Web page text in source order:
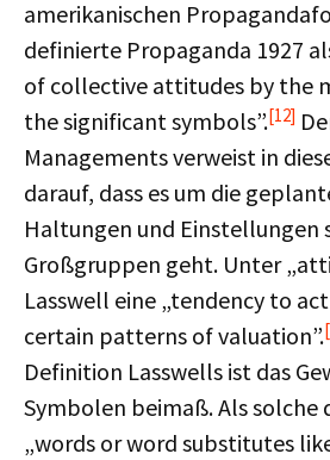
amerikanischen
definierte Propaganda 1927
of collective attitudes by the
the significant symbols”.[12]
Managements verweist in
darauf, dass es um die
Haltungen und Einstellungen
Großgruppen geht. Unter
Lasswell eine „tendency to
certain patterns of valuation”.
Definition Lasswells ist das
Symbolen beimaß. Als solche
„words or word substitutes